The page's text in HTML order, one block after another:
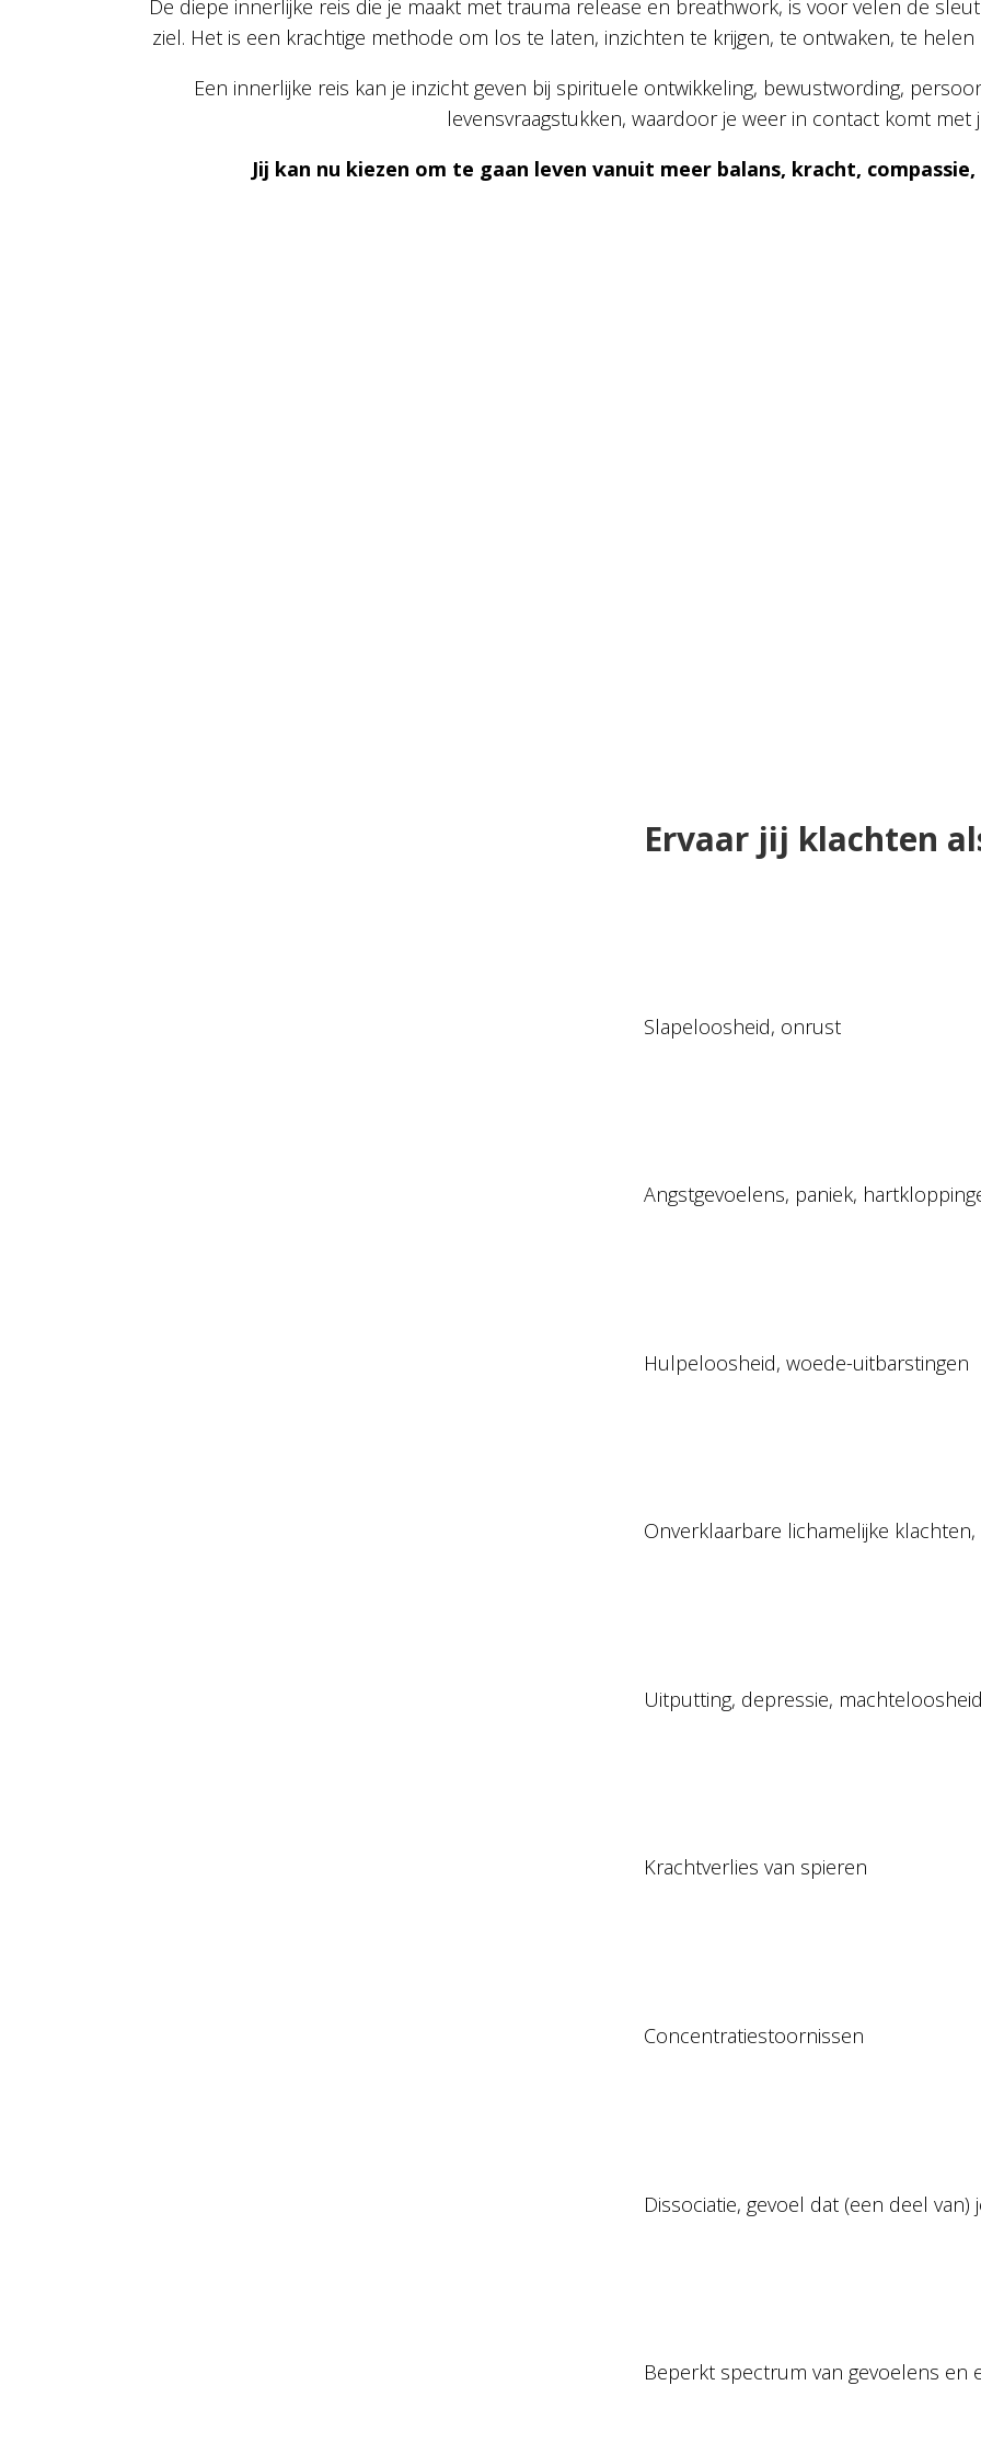
De diepe innerlijke reis die je maakt met trauma release en breathwork, is voor velen de
ziel. Het is een krachtige methode om los te laten, inzichten te krijgen, te ontwaken, te
Een innerlijke reis kan je inzicht geven bij spirituele ontwikkeling, bewustwording,
levensvraagstukken, waardoor je weer in contact komt met
Jij kan nu kiezen om te gaan leven vanuit meer balans, kracht,
Ervaar jij klachten
Slapeloosheid, onrust
Angstgevoelens, paniek,
Hulpeloosheid, woede-uitbarstingen
Onverklaarbare lichamelijke
Uitputting, depressie,
Krachtverlies van spieren
Concentratiestoornissen
Dissociatie, gevoel dat (een deel van)
Beperkt spectrum van gevoelens en